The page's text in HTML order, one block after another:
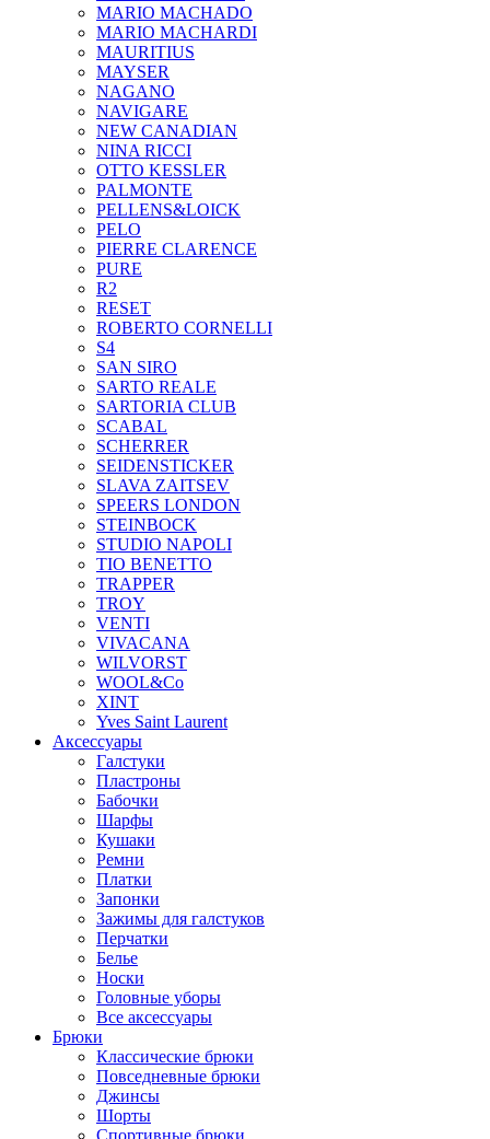
MARIO MACHADO
MARIO MACHARDI
MAURITIUS
MAYSER
NAGANO
NAVIGARE
NEW CANADIAN
NINA RICCI
OTTO KESSLER
PALMONTE
PELLENS&LOICK
PELO
PIERRE CLARENCE
PURE
R2
RESET
ROBERTO CORNELLI
S4
SAN SIRO
SARTO REALE
SARTORIA CLUB
SCABAL
SCHERRER
SEIDENSTICKER
SLAVA ZAITSEV
SPEERS LONDON
STEINBOCK
STUDIO NAPOLI
TIO BENETTO
TRAPPER
TROY
VENTI
VIVACANA
WILVORST
WOOL&Co
XINT
Yves Saint Laurent
Аксессуары
Галстуки
Пластроны
Бабочки
Шарфы
Кушаки
Ремни
Платки
Запонки
Зажимы для галстуков
Перчатки
Белье
Носки
Головные уборы
Все аксессуары
Брюки
Классические брюки
Повседневные брюки
Джинсы
Шорты
Спортивные брюки